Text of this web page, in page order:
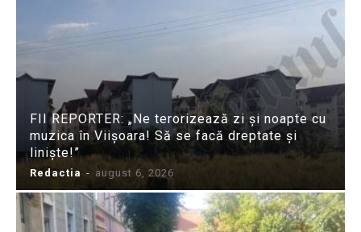
FII REPORTER: „Ne terorizează zi și noapte cu
muzica în Viișoara! Să se facă dreptate și
liniște!”
Redactia - august 6, 2026